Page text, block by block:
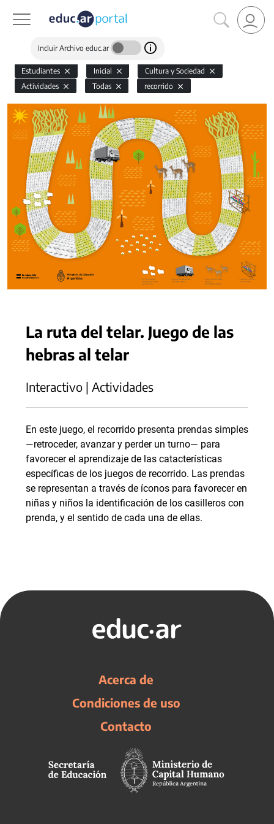
Incluir Archivo educ.ar
Estudiantes Inicial
Cultura y Sociedad
Actividades
Todas recorrido
La ruta del telar. Juego de las
hebras al telar
Interactivo | Actividades
En este juego, el recorrido presenta prendas simples
—retroceder, avanzar y perder un turno— para
favorecer el aprendizaje de las catacterísticas
específicas de los juegos de recorrido. Las prendas
se representan a través de íconos para favorecer en
niñas y niños la identificación de los casilleros con
prenda, y el sentido de cada una de ellas.
Acerca de
Condiciones de uso
Contacto